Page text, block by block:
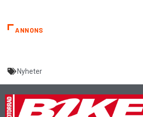
ANNONS
Nyheter